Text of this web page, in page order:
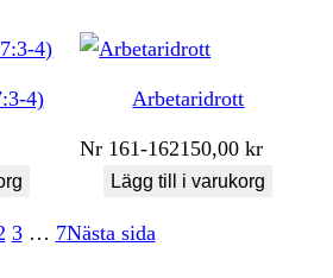
4) Arbetaridrott
Nr 161-162150,00kr
Lägg till i varukorg
3 … 7Nästa sida